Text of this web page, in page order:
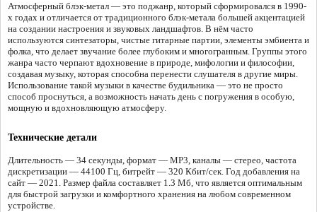
Атмосферный блэк-метал — это поджанр, который сформировался в 1990-
х годах и отличается от традиционного блэк-метала большей акцентацией
на создании настроения и звуковых ландшафтов. В нём часто
используются синтезаторы, чистые гитарные партии, элементы эмбиента и
фолка, что делает звучание более глубоким и многогранным. Группы этого
жанра часто черпают вдохновение в природе, мифологии и философии,
создавая музыку, которая способна перенести слушателя в другие миры.
Использование такой музыки в качестве будильника — это не просто
способ проснуться, а возможность начать день с погружения в особую,
мощную и вдохновляющую атмосферу.
Технические детали
Длительность — 34 секунды, формат — MP3, каналы — стерео, частота
дискретизации — 44100 Гц, битрейт — 320 Кбит/сек. Год добавления на
сайт — 2021. Размер файла составляет 1.3 Мб, что является оптимальным
для быстрой загрузки и комфортного хранения на любом современном
устройстве.